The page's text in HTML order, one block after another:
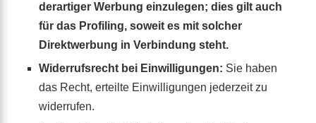
derartiger Werbung einzulegen; dies gilt auch
für das Profiling, soweit es mit solcher
Direktwerbung in Verbindung steht.
Widerrufsrecht bei Einwilligungen: Sie haben
das Recht, erteilte Einwilligungen jederzeit zu
widerrufen.